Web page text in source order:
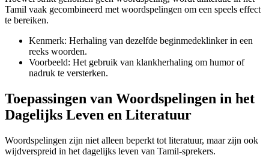
Tamil vaak gecombineerd met woordspelingen om een speels effect
te bereiken.
Kenmerk: Herhaling van dezelfde beginmedeklinker in een
reeks woorden.
Voorbeeld: Het gebruik van klankherhaling om humor of
nadruk te versterken.
Toepassingen van Woordspelingen in het
Dagelijks Leven en Literatuur
Woordspelingen zijn niet alleen beperkt tot literatuur, maar zijn ook
wijdverspreid in het dagelijks leven van Tamil-sprekers.